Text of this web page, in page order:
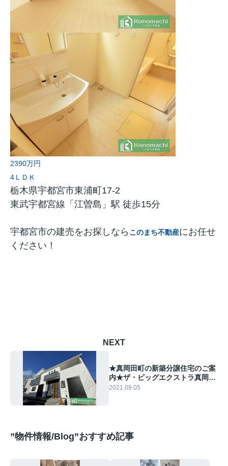
2390万円
4ＬＤＫ
栃木県宇都宮市東浦町17-2
東武宇都宮線「江曽島」駅 徒歩15分
宇都宮市の建売をお探しなら このまち不動産にお任せ
ください！
NEXT
★真岡田町の新築分譲住宅のご案
内★ザ・ビッグエクストラ真岡店
まで徒歩9分♪
2021.09.05
”物件情報/Blog”おすすめ記事